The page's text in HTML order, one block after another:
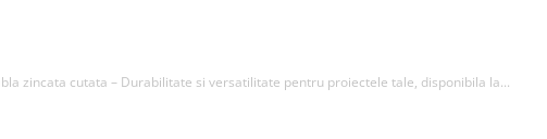
zincata cutata – Durabilitate si versatilitate pentru proiectele tale, disponibila la...